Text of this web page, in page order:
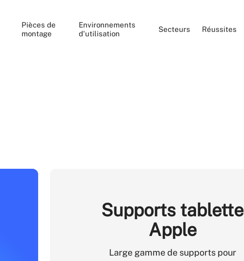
Pièces de
montage
Environnements
d'utilisation
Secteurs Réussites
Supports tablette
Apple
Large gamme de supports pour